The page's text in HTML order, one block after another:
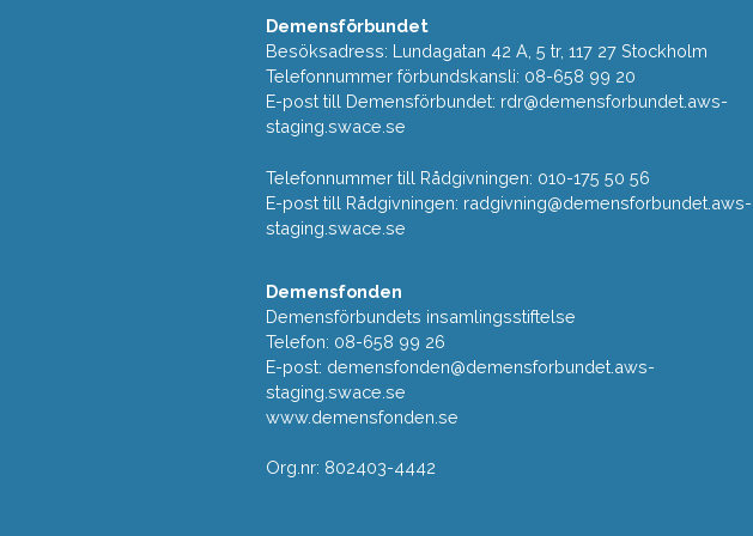
Demensförbundet
Besöksadress: Lundagatan 42 A, 5 tr, 117 27 Stockholm
Telefonnummer förbundskansli: 08-658 99 20
E-post till Demensförbundet: rdr@demensforbundet.aws-
staging.swace.se
Telefonnummer till Rådgivningen: 010-175 50 56
E-post till Rådgivningen: radgivning@demensforbundet.aws-
staging.swace.se
Demensfonden
Demensförbundets insamlingsstiftelse
Telefon: 08-658 99 26
E-post: demensfonden@demensforbundet.aws-
staging.swace.se
www.demensfonden.se
Org.nr: 802403-4442